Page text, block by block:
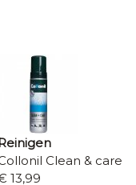
Clean & care
13,99